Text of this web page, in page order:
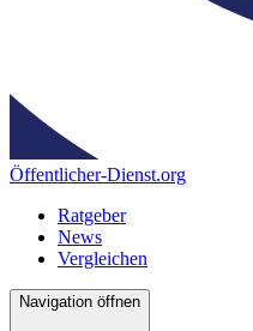
Öffentlicher-Dienst.org
Ratgeber
News
Vergleichen
Navigation öffnen